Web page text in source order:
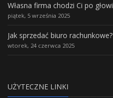
piątek, 5 września 2025
Jak sprzedać biuro rachunkowe?
wtorek, 24 czerwca 2025
UŻYTECZNE LINKI